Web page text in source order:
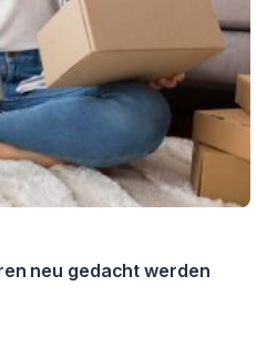
neu gedacht werden